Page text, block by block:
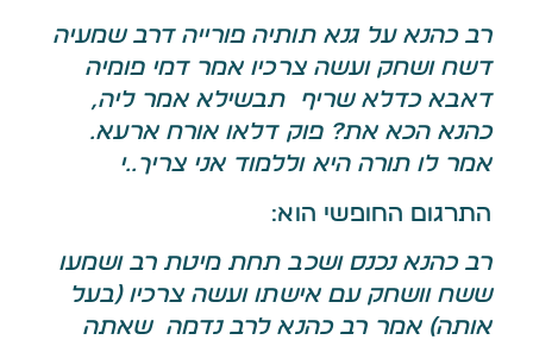
רב כהנא על גנא תותיה פורייה דרב שמעיה
דשח ושחק ועשה צרכיו אמר דמי פומיה
דאבא כדלא שריף תבשילא אמר ליה,
כהנא הכא את? פוק דלאו אורח ארעא.
אמר לו תורה היא וללמוד אני צריך….י
התרגום החופשי הוא:
רב כהנא נכנס ושכב תחת מיטת רב ושמעו
ששח וושחק עם אישתו ועשה צרכיו (בעל
אותה) אמר רב כהנא לרב נדמה שאתה